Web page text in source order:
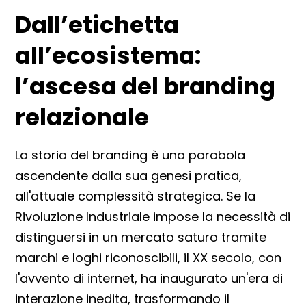
Dall’etichetta
all’ecosistema:
l’ascesa del branding
relazionale
La storia del branding è una parabola
ascendente dalla sua genesi pratica,
all'attuale complessità strategica. Se la
Rivoluzione Industriale impose la necessità di
distinguersi in un mercato saturo tramite
marchi e loghi riconoscibili, il XX secolo, con
l'avvento di internet, ha inaugurato un'era di
interazione inedita, trasformando il